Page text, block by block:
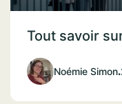
Tout savoir
Noémie Simon.